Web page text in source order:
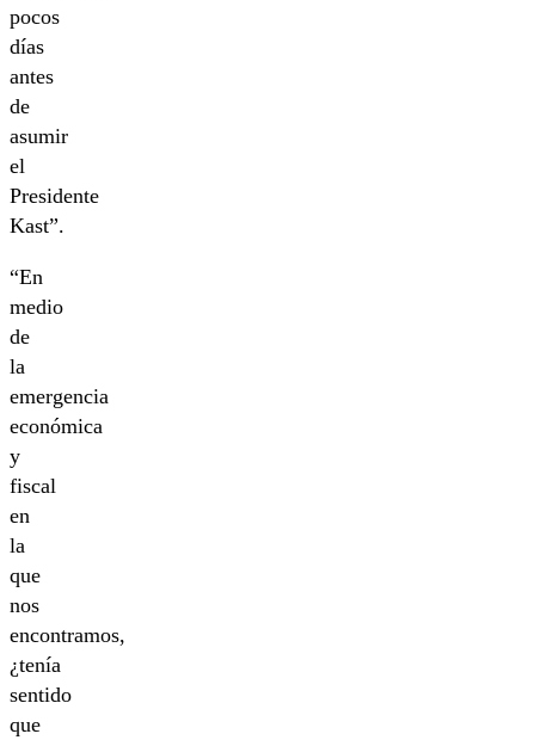
pocos
días
antes
de
asumir
el
Presidente
Kast”.
“En
medio
de
la
emergencia
económica
y
fiscal
en
la
que
nos
encontramos,
¿tenía
sentido
que